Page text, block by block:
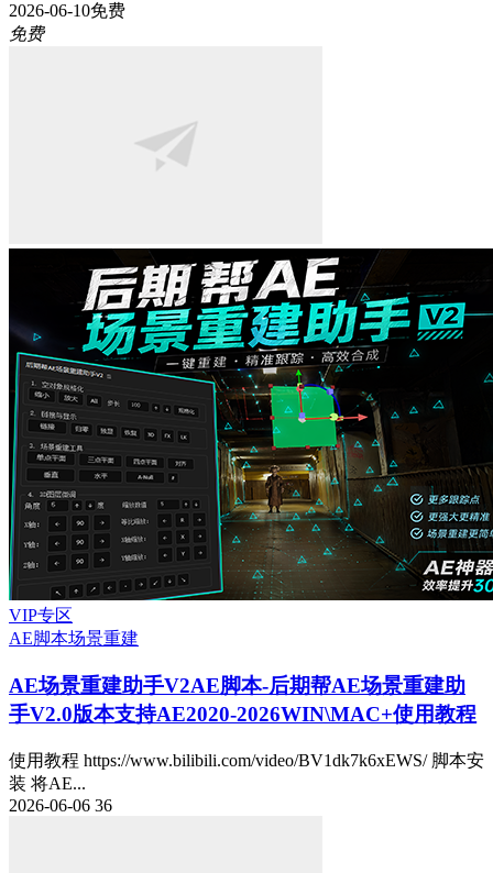
2026-06-10免费
免费
VIP专区
AE脚本场景重建
AE场景重建助手V2AE脚本-后期帮AE场景重建助
手V2.0版本支持AE2020-2026WIN\MAC+使用教程
使用教程 https://www.bilibili.com/video/BV1dk7k6xEWS/ 脚本安
装 将AE...
2026-06-06 36